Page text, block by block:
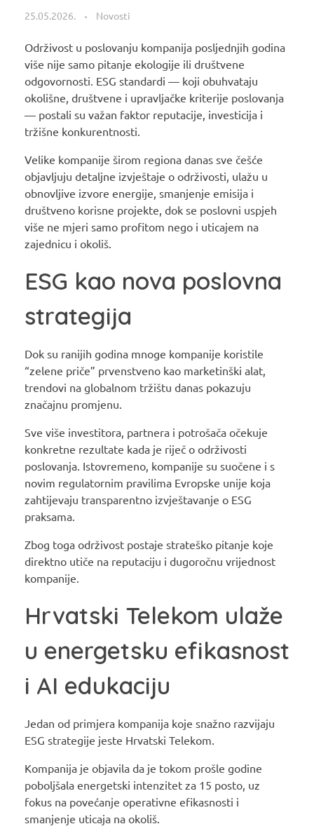
25.05.2026. Novosti
Održivost u poslovanju kompanija posljednjih godina
više nije samo pitanje ekologije ili društvene
odgovornosti. ESG standardi — koji obuhvataju
okolišne, društvene i upravljačke kriterije poslovanja
— postali su važan faktor reputacije, investicija i
tržišne konkurentnosti.
Velike kompanije širom regiona danas sve češće
objavljuju detaljne izvještaje o održivosti, ulažu u
obnovljive izvore energije, smanjenje emisija i
društveno korisne projekte, dok se poslovni uspjeh
više ne mjeri samo profitom nego i uticajem na
zajednicu i okoliš.
ESG kao nova poslovna
strategija
Dok su ranijih godina mnoge kompanije koristile
“zelene priče” prvenstveno kao marketinški alat,
trendovi na globalnom tržištu danas pokazuju
značajnu promjenu.
Sve više investitora, partnera i potrošača očekuje
konkretne rezultate kada je riječ o održivosti
poslovanja. Istovremeno, kompanije su suočene i s
novim regulatornim pravilima Evropske unije koja
zahtijevaju transparentno izvještavanje o ESG
praksama.
Zbog toga održivost postaje strateško pitanje koje
direktno utiče na reputaciju i dugoročnu vrijednost
kompanije.
Hrvatski Telekom ulaže
u energetsku efikasnost
i AI edukaciju
Jedan od primjera kompanija koje snažno razvijaju
ESG strategije jeste Hrvatski Telekom.
Kompanija je objavila da je tokom prošle godine
poboljšala energetski intenzitet za 15 posto, uz
fokus na povećanje operativne efikasnosti i
smanjenje uticaja na okoliš.